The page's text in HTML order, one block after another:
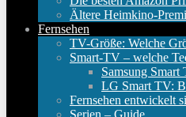
Ältere Heimkino-
Fernsehen
TV-Größe: Welche
Smart-TV – welche
Samsung Smart
LG Smart TV:
Fernsehen entwickelt
Serien – Guide